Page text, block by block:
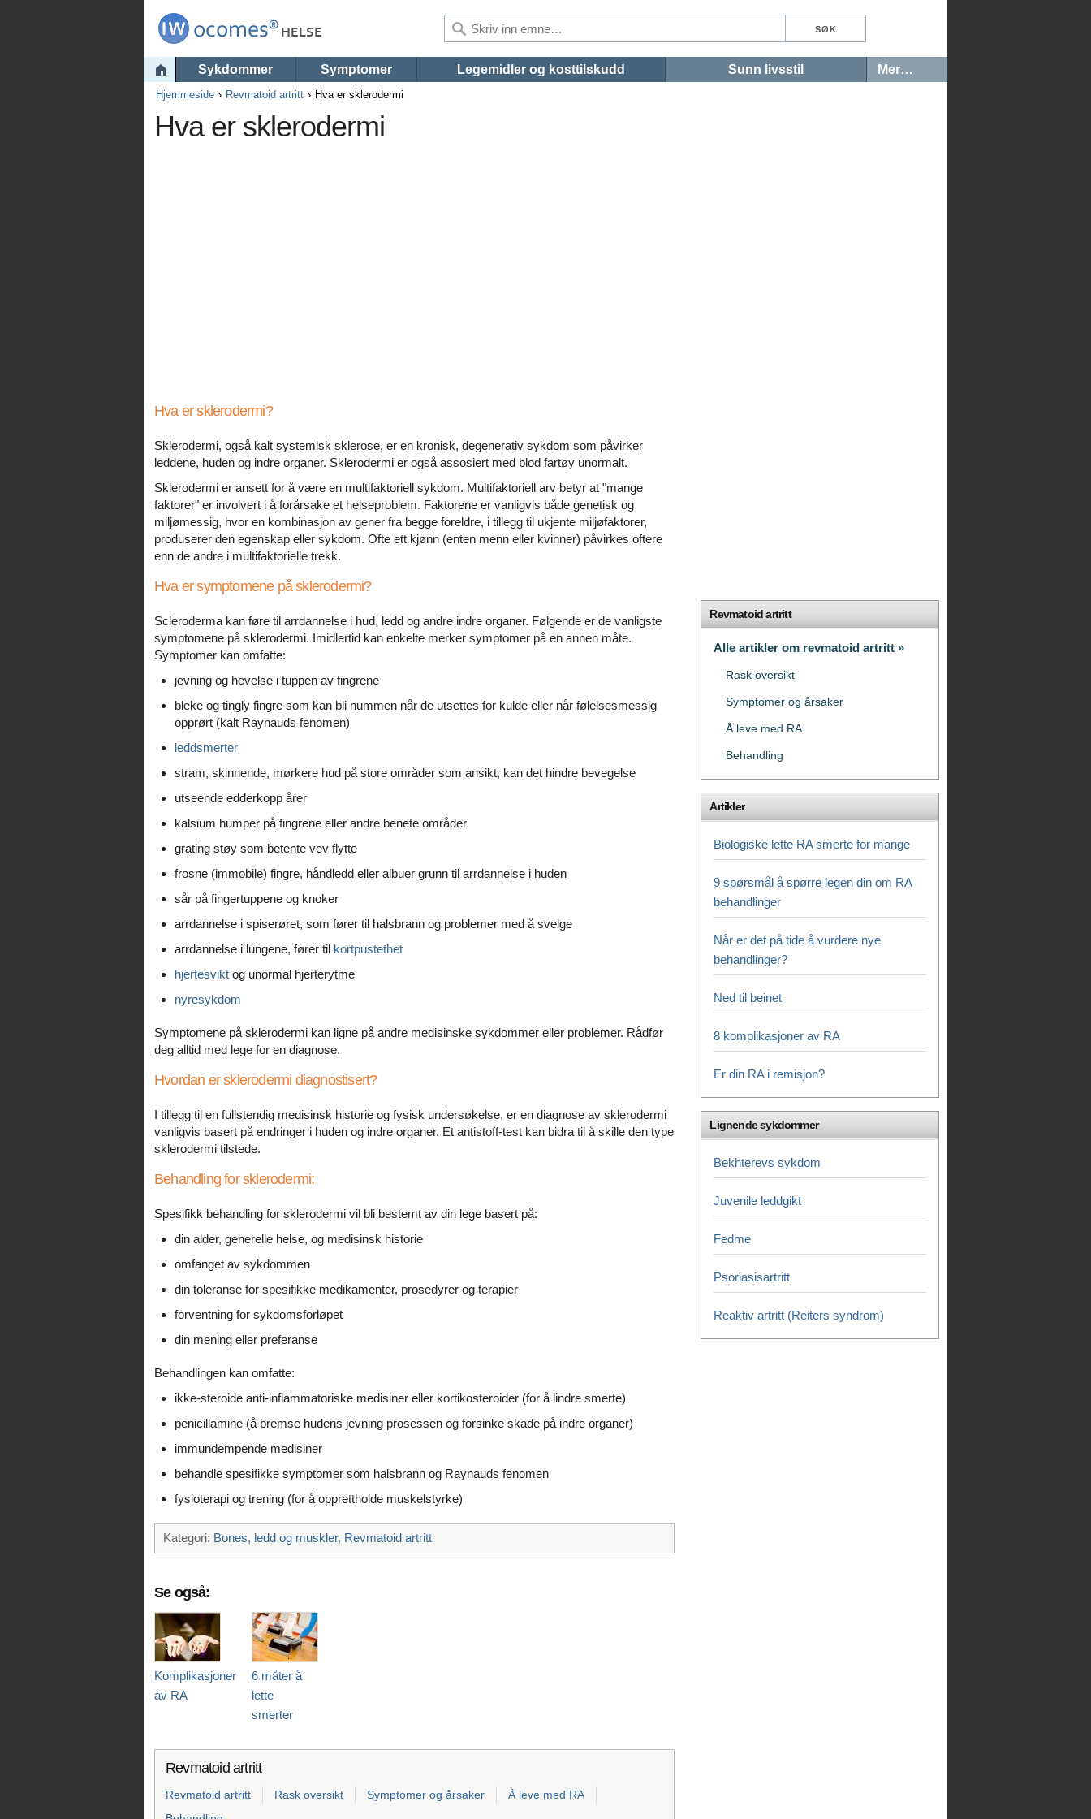
Sykdommer Symptomer Legemidler og kosttilskudd Sunn livsstil Mer…
Hjemmeside Revmatoid artritt Hva er sklerodermi
Hva er sklerodermi
Hva er sklerodermi?
Sklerodermi, også kalt systemisk sklerose, er en kronisk, degenerativ sykdom som påvirker
leddene, huden og indre organer. Sklerodermi er også assosiert med blod fartøy unormalt.
Sklerodermi er ansett for å være en multifaktoriell sykdom. Multifaktoriell arv betyr at "mange
faktorer" er involvert i å forårsake et helseproblem. Faktorene er vanligvis både genetisk og
miljømessig, hvor en kombinasjon av gener fra begge foreldre, i tillegg til ukjente miljøfaktorer,
produserer den egenskap eller sykdom. Ofte ett kjønn (enten menn eller kvinner) påvirkes oftere
enn de andre i multifaktorielle trekk.
Hva er symptomene på sklerodermi?
Scleroderma kan føre til arrdannelse i hud, ledd og andre indre organer. Følgende er de vanligste
symptomene på sklerodermi. Imidlertid kan enkelte merker symptomer på en annen måte.
Symptomer kan omfatte:
jevning og hevelse i tuppen av fingrene
bleke og tingly fingre som kan bli nummen når de utsettes for kulde eller når følelsesmessig
opprørt (kalt Raynauds fenomen)
leddsmerter
stram, skinnende, mørkere hud på store områder som ansikt, kan det hindre bevegelse
utseende edderkopp årer
kalsium humper på fingrene eller andre benete områder
grating støy som betente vev flytte
frosne (immobile) fingre, håndledd eller albuer grunn til arrdannelse i huden
sår på fingertuppene og knoker
arrdannelse i spiserøret, som fører til halsbrann og problemer med å svelge
arrdannelse i lungene, fører til kortpustethet
hjertesvikt og unormal hjerterytme
nyresykdom
Symptomene på sklerodermi kan ligne på andre medisinske sykdommer eller problemer. Rådfør
deg alltid med lege for en diagnose.
Hvordan er sklerodermi diagnostisert?
I tillegg til en fullstendig medisinsk historie og fysisk undersøkelse, er en diagnose av sklerodermi
vanligvis basert på endringer i huden og indre organer. Et antistoff-test kan bidra til å skille den type
sklerodermi tilstede.
Behandling for sklerodermi:
Spesifikk behandling for sklerodermi vil bli bestemt av din lege basert på:
din alder, generelle helse, og medisinsk historie
omfanget av sykdommen
din toleranse for spesifikke medikamenter, prosedyrer og terapier
forventning for sykdomsforløpet
din mening eller preferanse
Behandlingen kan omfatte:
ikke-steroide anti-inflammatoriske medisiner eller kortikosteroider (for å lindre smerte)
penicillamine (å bremse hudens jevning prosessen og forsinke skade på indre organer)
immundempende medisiner
behandle spesifikke symptomer som halsbrann og Raynauds fenomen
fysioterapi og trening (for å opprettholde muskelstyrke)
Kategori: Bones, ledd og muskler, Revmatoid artritt
Se også:
Komplikasjoner
av RA
6 måter å
lette
smerter
Revmatoid artritt
Revmatoid artritt Rask oversikt Symptomer og årsaker
Å leve med RA
Revmatoid artritt
Alle artikler om revmatoid artritt »
Rask oversikt
Symptomer og årsaker
Å leve med RA
Behandling
Artikler
Biologiske lette RA smerte for mange
9 spørsmål å spørre legen din om RA
behandlinger
Når er det på tide å vurdere nye
behandlinger?
Ned til beinet
8 komplikasjoner av RA
Er din RA i remisjon?
Lignende sykdommer
Bekhterevs sykdom
Juvenile leddgikt
Fedme
Psoriasisartritt
Reaktiv artritt (Reiters syndrom)